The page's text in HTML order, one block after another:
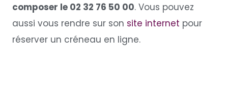
composer le 02 32 76 50 00. Vous pouvez
aussi vous rendre sur son site internet pour
réserver un créneau en ligne.